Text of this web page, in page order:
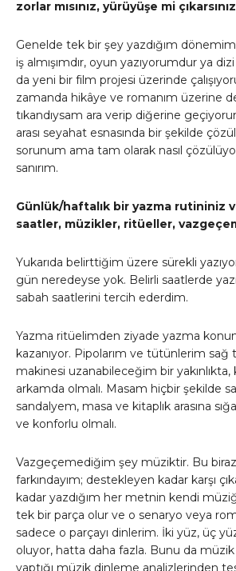
zorlar mısınız, yürüyüşe mi
Genelde tek bir şey yazdığım
iş almışımdır, oyun yazıyorumdur ya
da yeni bir film projesi üzerinde
zamanda hikâye ve romanım üzerine de
tıkandıysam ara verip diğerine
arası seyahat esnasında bir şekilde
sorunum ama tam olarak nasıl
sanırım.
Günlük/haftalık bir yazma rutininiz
saatler, müzikler, ritüeller,
Yukarıda belirttiğim üzere sürekli
gün neredeyse yok. Belirli saatlerde
sabah saatlerini tercih ederdim.
Yazma ritüelimden ziyade yazma
kazanıyor. Pipolarım ve tütünlerim sağ
makinesi uzanabileceğim bir yakınlıkta,
arkamda olmalı. Masam hiçbir şekilde
sandalyem, masa ve kitaplık arasına
ve konforlu olmalı.
Vazgeçemediğim şey müziktir. Bu
farkındayım; destekleyen kadar karşı
kadar yazdığım her metnin kendi
tek bir parça olur ve o senaryo veya
sadece o parçayı dinlerim. İki yüz, üç
oluyor, hatta daha fazla. Bunu da müzik
yaptığı müzik dinleme analizlerinden